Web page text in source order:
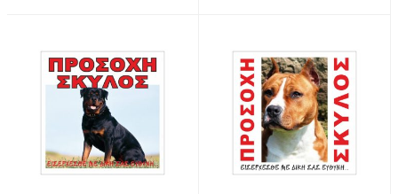
The
options
the
product
The
options
may
chosen
product